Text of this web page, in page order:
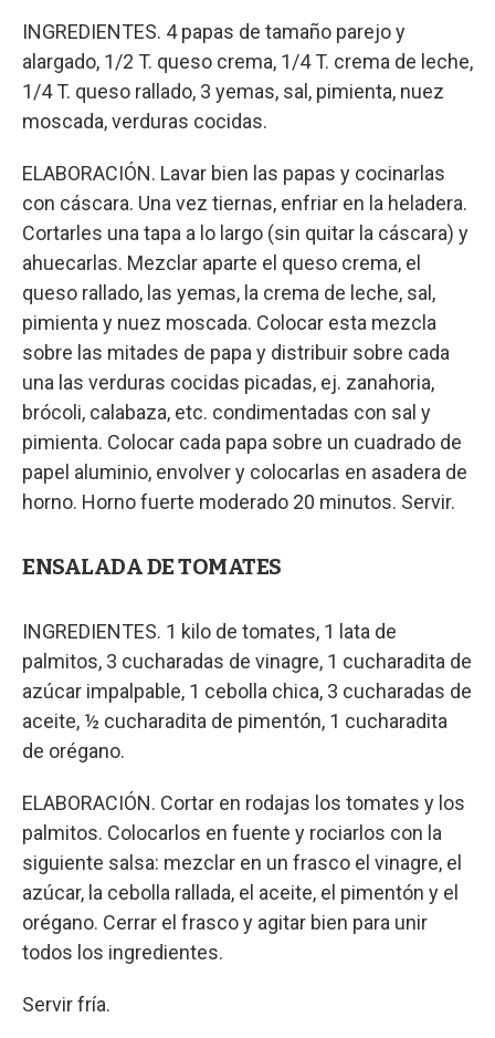
INGREDIENTES. 4 papas de tamaño parejo y
alargado, 1/2 T. queso crema, 1/4 T. crema de leche,
1/4 T. queso rallado, 3 yemas, sal, pimienta, nuez
moscada, verduras cocidas.
ELABORACIÓN. Lavar bien las papas y cocinarlas
con cáscara. Una vez tiernas, enfriar en la heladera.
Cortarles una tapa a lo largo (sin quitar la cáscara) y
ahuecarlas. Mezclar aparte el queso crema, el
queso rallado, las yemas, la crema de leche, sal,
pimienta y nuez moscada. Colocar esta mezcla
sobre las mitades de papa y distribuir sobre cada
una las verduras cocidas picadas, ej. zanahoria,
brócoli, calabaza, etc. condimentadas con sal y
pimienta. Colocar cada papa sobre un cuadrado de
papel aluminio, envolver y colocarlas en asadera de
horno. Horno fuerte moderado 20 minutos. Servir.
ENSALADA DE TOMATES
INGREDIENTES. 1 kilo de tomates, 1 lata de
palmitos, 3 cucharadas de vinagre, 1 cucharadita de
azúcar impalpable, 1 cebolla chica, 3 cucharadas de
aceite, ½ cucharadita de pimentón, 1 cucharadita
de orégano.
ELABORACIÓN. Cortar en rodajas los tomates y los
palmitos. Colocarlos en fuente y rociarlos con la
siguiente salsa: mezclar en un frasco el vinagre, el
azúcar, la cebolla rallada, el aceite, el pimentón y el
orégano. Cerrar el frasco y agitar bien para unir
todos los ingredientes.
Servir fría.